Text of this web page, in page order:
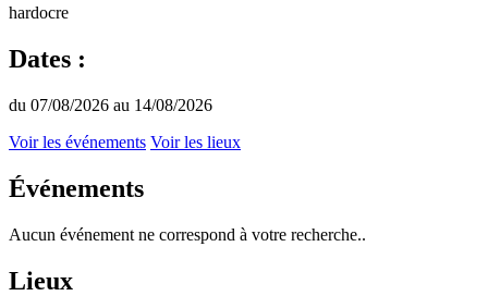
hardocre
Dates :
du 07/08/2026 au 14/08/2026
Voir les événements Voir les lieux
Événements
Aucun événement ne correspond à votre recherche..
Lieux